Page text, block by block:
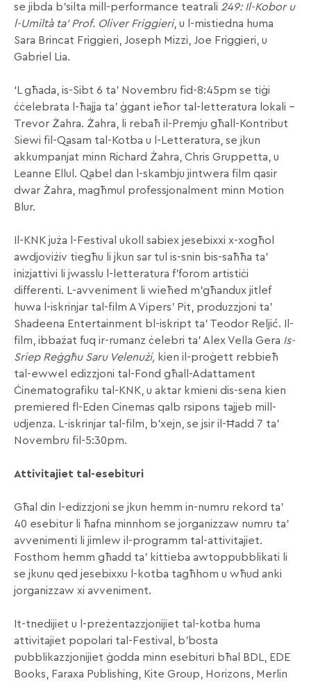
se jibda b’silta mill-performance teatrali 249: Il-Kobor u
l-Umiltà ta’ Prof. Oliver Friggieri, u l-mistiedna huma
Sara Brincat Friggieri, Joseph Mizzi, Joe Friggieri, u
Gabriel Lia.
‘L għada, is-Sibt 6 ta’ Novembru fid-8:45pm se tiġi
ċċelebrata l-ħajja ta’ ġgant ieħor tal-letteratura lokali –
Trevor Żahra. Żahra, li rebaħ il-Premju għall-Kontribut
Siewi fil-Qasam tal-Kotba u l-Letteratura, se jkun
akkumpanjat minn Richard Żahra, Chris Gruppetta, u
Leanne Ellul. Qabel dan l-skambju jintwera film qasir
dwar Żahra, magħmul professjonalment minn Motion
Blur.
Il-KNK juża l-Festival ukoll sabiex jesebixxi x-xogħol
awdjoviżiv tiegħu li jkun sar tul is-snin bis-saħħa ta’
inizjattivi li jwasslu l-letteratura f’forom artistiċi
differenti. L-avveniment li wieħed m’għandux jitlef
huwa l-iskrinjar tal-film A Vipers’ Pit, produzzjoni ta’
Shadeena Entertainment bl-iskript ta’ Teodor Reljić. Il-
film, ibbażat fuq ir-rumanz ċelebri ta’ Alex Vella Gera Is-
Sriep Reġgħu Saru Velenużi, kien il-proġett rebbieħ
tal-ewwel edizzjoni tal-Fond għall-Adattament
Ċinematografiku tal-KNK, u aktar kmieni dis-sena kien
premiered fl-Eden Cinemas qalb rsipons tajjeb mill-
udjenza. L-iskrinjar tal-film, b’xejn, se jsir il-Ħadd 7 ta’
Novembru fil-5:30pm.
Attivitajiet tal-esebituri
Għal din l-edizzjoni se jkun hemm in-numru rekord ta’
40 esebitur li ħafna minnhom se jorganizzaw numru ta’
avvenimenti li jimlew il-programm tal-attivitajiet.
Fosthom hemm għadd ta’ kittieba awtoppubblikati li
se jkunu qed jesebixxu l-kotba tagħhom u wħud anki
jorganizzaw xi avveniment.
It-tnedijiet u l-preżentazzjonijiet tal-kotba huma
attivitajiet popolari tal-Festival, b’bosta
pubblikazzjonijiet ġodda minn esebituri bħal BDL, EDE
Books, Faraxa Publishing, Kite Group, Horizons, Merlin